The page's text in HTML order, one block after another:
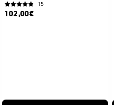
15
102,00€